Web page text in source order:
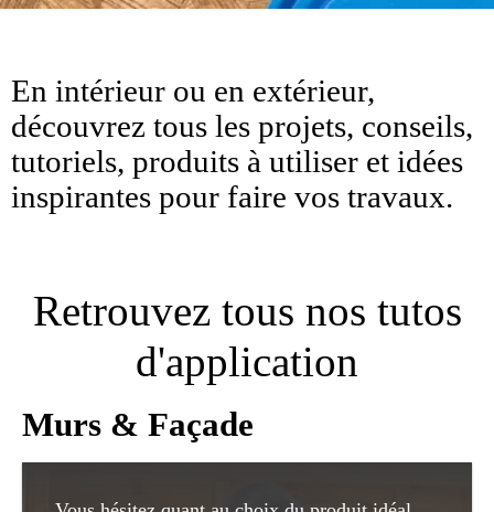
En intérieur ou en extérieur,
découvrez tous les projets, conseils,
tutoriels, produits à utiliser et idées
inspirantes pour faire vos travaux.
Retrouvez tous nos tutos
d'application
Murs & Façade